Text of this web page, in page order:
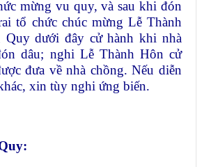
mừng vu quy, và sau khi đón
tổ chức chúc mừng Lễ Thành
dưới đây cử hành khi nhà
dâu; nghi Lễ Thành Hôn cử
đưa về nhà chồng. Nếu diễn
xin tùy nghi ứng biến.